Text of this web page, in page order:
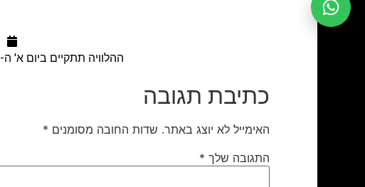
ההלוויה תתקיים ביום א' ה- 16.10.11, בשעה 11.30, בבית העלמין הדרום (חולון בת ים). שם האב: בריש.
כתיבת תגובה
האימייל לא יוצג באתר. שדות החובה מסומנים *
התגובה שלך *